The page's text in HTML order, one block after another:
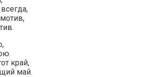
край,
май.